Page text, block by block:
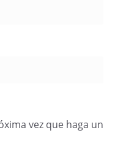
vez que haga un